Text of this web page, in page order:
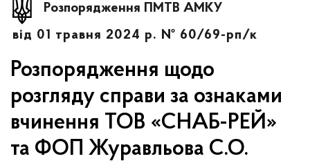
о
м
Розпорядження ПМТВ АМКУ
від 01 травня 2024 р. № 60/69-рп/к
Розпорядження щодо
розгляду справи за ознаками
вчинення ТОВ «СНАБ-РЕЙ»
та ФОП Журавльова С.О.